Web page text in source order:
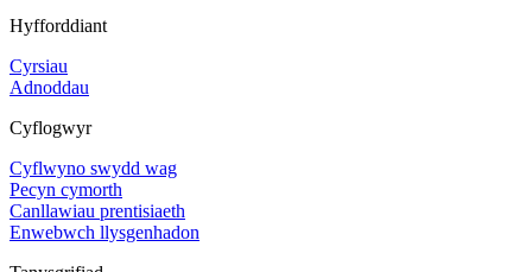
Hyfforddiant
Cyrsiau
Adnoddau
Cyflogwyr
Cyflwyno swydd wag
Pecyn cymorth
Canllawiau prentisiaeth
Enwebwch llysgenhadon